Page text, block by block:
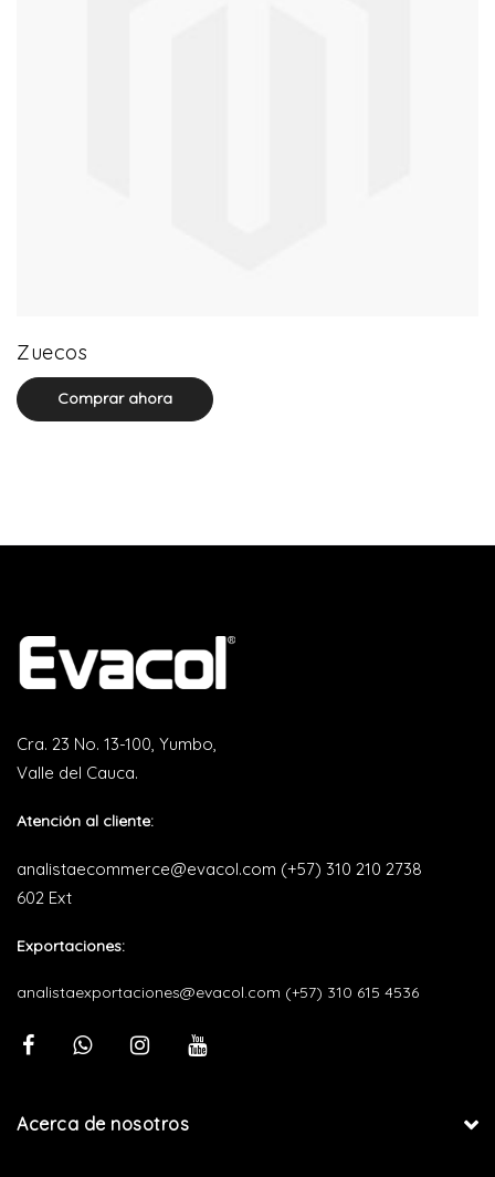
Zuecos
Comprar ahora
Cra. 23 No. 13-100, Yumbo,
Valle del Cauca.
Atención al cliente:
analistaecommerce@evacol.com (+57) 310 210 2738
602 Ext
Exportaciones:
analistaexportaciones@evacol.com (+57) 310 615 4536
Acerca de nosotros